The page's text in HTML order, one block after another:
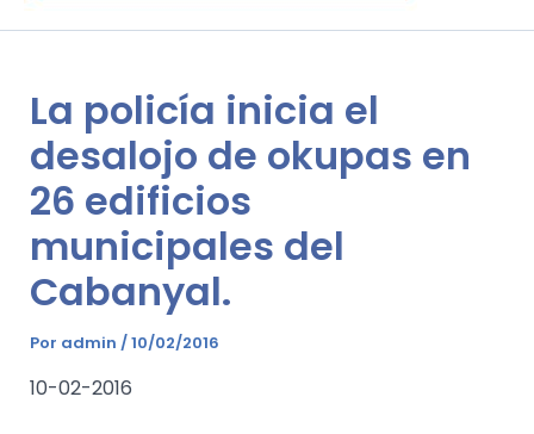
La policía inicia el
desalojo de okupas en
26 edificios
municipales del
Cabanyal.
Por admin /10/02/2016
10-02-2016